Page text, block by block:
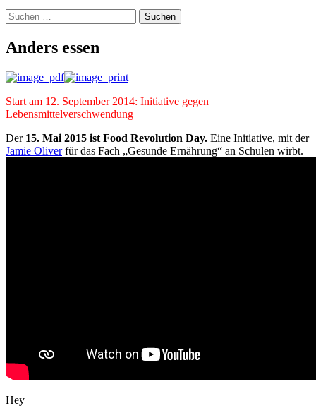
Suchen
nach:
Anders essen
Start am 12. September 2014: Initiative gegen
Lebensmittelverschwendung
Der 15. Mai 2015 ist Food Revolution Day. Eine Initiative, mit der
Jamie Oliverfür das Fach „Gesunde Ernährung“ an Schulen wirbt.
Hey